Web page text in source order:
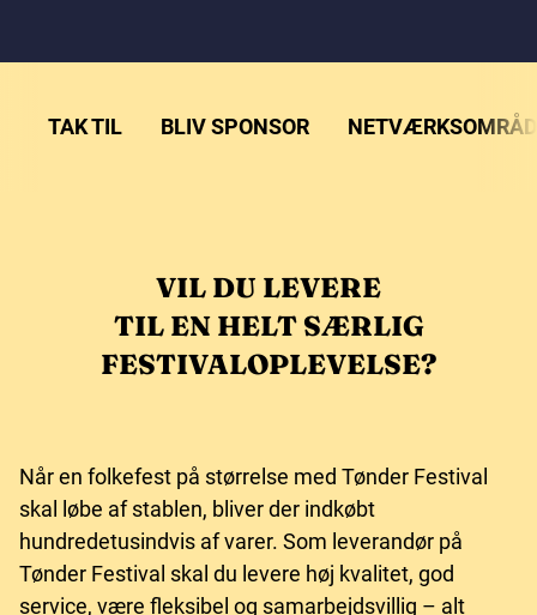
TAK TIL BLIV SPONSOR
VIL DU LEVERE
TIL EN HELT SÆRLIG
FESTIVALOPLEVELSE?
Når en folkefest på størrelse med Tønder Festival
skal løbe af stablen, bliver der indkøbt
hundredetusindvis af varer. Som leverandør på
Tønder Festival skal du levere høj kvalitet, god
service, være fleksibel og samarbejdsvillig – alt